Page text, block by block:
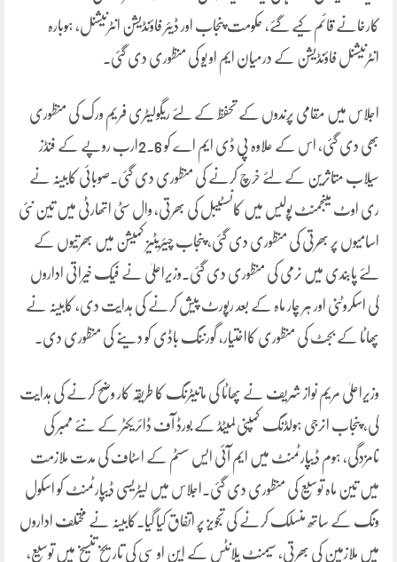
کارخانے قائم کیے گئے، حکومت پنجاب اور ڈیئر فاؤنڈیشن انٹرنیشنل، ہوبارہ
انٹرنیشنل فاؤنڈیشن کے درمیان ایم او یو کی منظوری دی گئی۔
اجلاس میں مقامی پرندوں کے تحفظ کے لئے ریگولیٹری فریم ورک کی منظوری
بھی دی گئی، اس کے علاوہ پی ڈی ایم اے کو 2.6ارب روپے کے فنڈز
سیلاب متاثرین کے لئے خرچ کرنے کی منظوری دی گئی۔صوبائی کابینہ نے
ری اوٹ مینجمنٹ پولیس میں کانسٹیبل کی بھرتی، وال سٹی اتھارٹی میں تین نئی
اسامیوں پر بھرتی کی منظوری دی گئی، پنجاب چیئریٹیز کمیشن میں بھرتیوں کے
لئے پابندی میں نرمی کی منظوری دی گئی۔وزیراعلیٰ نے فیک خیراتی اداروں
کی اسکروٹنی اور ہر چار ماہ کے بعد رپورٹ پیش کرنے کی ہدایت دی، کابینہ نے
پھاٹا کے بجٹ کی منظوری کااختیار، گورننگ باڈی کو دینے کی منظوری دی۔
وزیراعلیٰ مریم نواز شریف نے پھاٹا کی مانیٹرنگ کا طریقہ کار وضح کرنے کی ہدایت
کی، پنجاب انرجی ہولڈنگ کمپنی لمیٹڈ کے بورڈ آف ڈائریکٹر کے نئے ممبر کی
نامزدگی، ہوم ڈیپارٹمنٹ میں ایم آئی ایس سسٹم کے اسٹاف کی مدت ملازمت
میں تین ماہ توسیع کی منظوری دی گئی۔اجلاس میں لیٹریسی ڈیپارٹمنٹ کو اسکول
ونگ کے ساتھ منسلک کرنے کی تجویز پر اتفاق کیا گیا۔کابینہ نے مختلف اداروں
میں ملازمین کی بھرتی، سیمنٹ پلانٹس کے این او سی کی تاریخ تنسیخ میں توسیع،